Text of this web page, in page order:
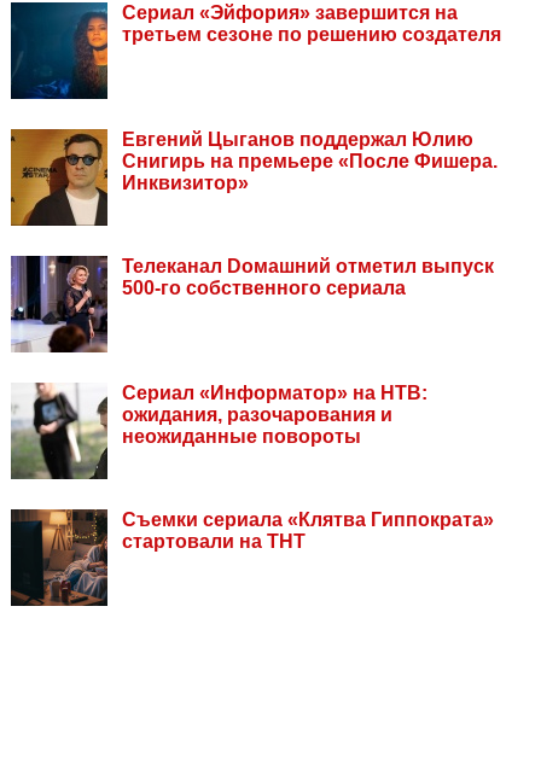
Сериал «Эйфория» завершится на
третьем сезоне по решению создателя
Евгений Цыганов поддержал Юлию
Снигирь на премьере «После Фишера.
Инквизитор»
Телеканал Dомашний отметил выпуск
500-го собственного сериала
Сериал «Информатор» на НТВ:
ожидания, разочарования и
неожиданные повороты
Съемки сериала «Клятва Гиппократа»
стартовали на ТНТ